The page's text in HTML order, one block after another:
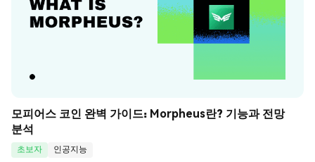
모피어스 코인 완벽 가이드: Morpheus란? 기능과 전망
분석
초보자
인공지능